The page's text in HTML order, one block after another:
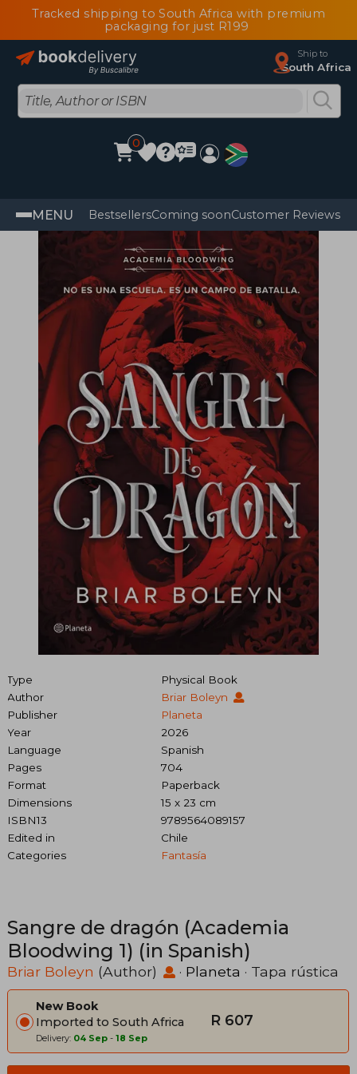
Tracked shipping to South Africa with premium
packaging for just R199
Ship to
South Africa
0
MENU BestsellersComing soonCustomer Reviews
Type
Physical Book
Author
Briar Boleyn
Publisher
Planeta
Year
2026
Language
Spanish
Pages
704
Format
Paperback
Dimensions
15 x 23 cm
ISBN13
9789564089157
Edited in
Chile
Categories
Fantasía
Sangre de dragón (Academia
Bloodwing 1) (in Spanish)
Briar Boleyn (Author) · Planeta · Tapa rústica
New Book
Imported to South Africa
Delivery: 04 Sep - 18 Sep
R 607